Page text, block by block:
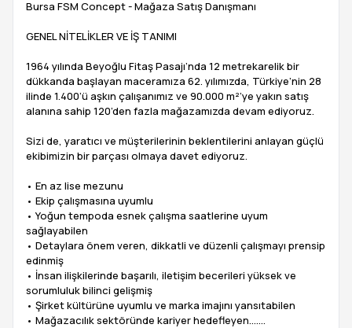
Bursa FSM Concept - Mağaza Satış Danışmanı
GENEL NİTELİKLER VE İŞ TANIMI
1964 yılında Beyoğlu Fitaş Pasajı’nda 12 metrekarelik bir
dükkanda başlayan maceramıza 62. yılımızda, Türkiye’nin 28
ilinde 1.400’ü aşkın çalışanımız ve 90.000 m²’ye yakın satış
alanına sahip 120’den fazla mağazamızda devam ediyoruz.
Sizi de, yaratıcı ve müşterilerinin beklentilerini anlayan güçlü
ekibimizin bir parçası olmaya davet ediyoruz.
• En az lise mezunu
• Ekip çalışmasına uyumlu
• Yoğun tempoda esnek çalışma saatlerine uyum
sağlayabilen
• Detaylara önem veren, dikkatli ve düzenli çalışmayı prensip
edinmiş
• İnsan ilişkilerinde başarılı, iletişim becerileri yüksek ve
sorumluluk bilinci gelişmiş
• Şirket kültürüne uyumlu ve marka imajını yansıtabilen
• Mağazacılık sektöründe kariyer hedefleyen…….